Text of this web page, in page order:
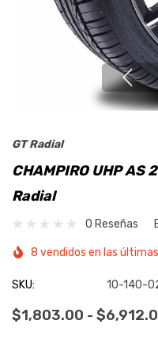
GT Radial
CHAMPIRO UHP AS
Radial
0 Reseñas
8 vendidos en las
SKU: 10-140-
$1,803.00 -